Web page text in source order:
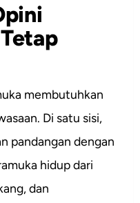
membutuhkan
Di satu sisi,
pandangan dengan
hidup dari
dan